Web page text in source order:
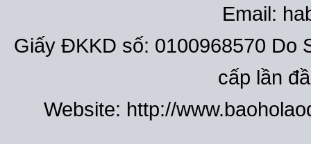
Email:
Giấy ĐKKD số: 0100968570 Do
cấp lần
Website: http://